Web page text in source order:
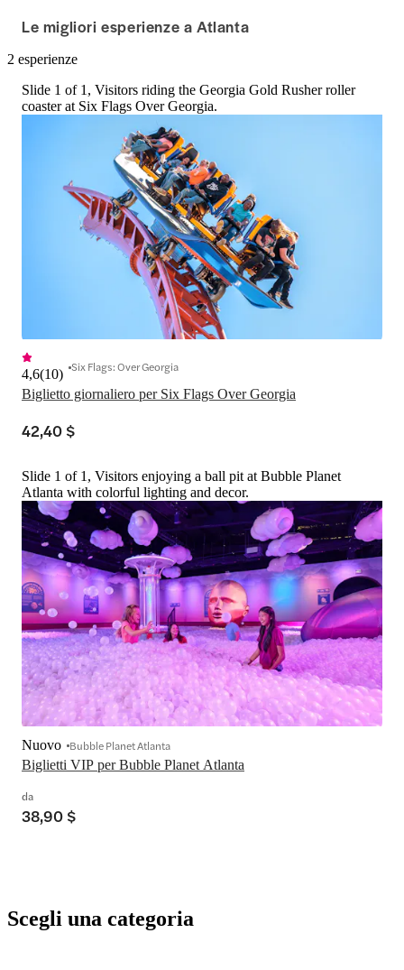
Le migliori esperienze a Atlanta
2 esperienze
Slide 1 of 1, Visitors riding the Georgia Gold Rusher roller
coaster at Six Flags Over Georgia.
Biglietto giornaliero per Six Flags Over Georgia
4,6(10) Six Flags: Over Georgia
42,40 $
Slide 1 of 1, Visitors enjoying a ball pit at Bubble Planet
Atlanta with colorful lighting and decor.
Biglietti VIP per Bubble Planet Atlanta
Nuovo Bubble Planet Atlanta
da
38,90 $
Scegli una categoria